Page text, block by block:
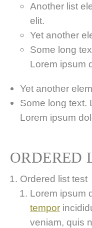
Another list
elit.
Yet another
Some long
Lorem ipsum
Yet another
Some long text.
Lorem ipsum
ORDERED
Ordered list test
Lorem ipsum
tempor
veniam, quis